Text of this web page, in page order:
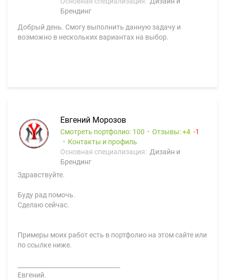
Брендинг
Добрый день. Смогу выполнить данную задачу и
возможно в нескольких вариантах на выбор.
Евгений Морозов
Смотреть портфолио: 100 Отзывы: 4
1
Контакты и профиль
Основная специализация: Дизайн и
Брендинг
Здравствуйте.
Буду рад помочь.
Сделаю сейчас.
Примеры моих работ есть в портфолио на этом сайте или
по ссылке ниже.
Евгений.